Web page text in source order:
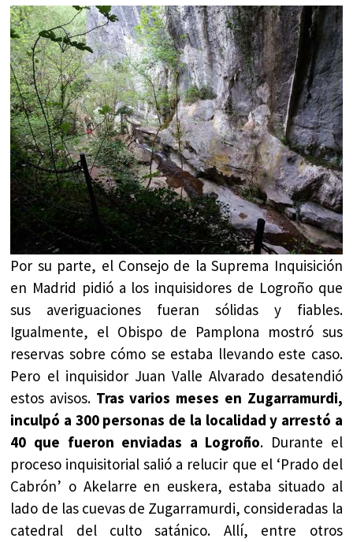
Por su parte, el Consejo de la Suprema Inquisición
en Madrid pidió a los inquisidores de Logroño que
sus averiguaciones fueran sólidas y fiables.
Igualmente, el Obispo de Pamplona mostró sus
reservas sobre cómo se estaba llevando este caso.
Pero el inquisidor Juan Valle Alvarado desatendió
estos avisos. Tras varios meses en Zugarramurdi,
inculpó a 300 personas de la localidad y arrestó a
40 que fueron enviadas a Logroño. Durante el
proceso inquisitorial salió a relucir que el ‘Prado del
Cabrón’ o Akelarre en euskera, estaba situado al
lado de las cuevas de Zugarramurdi, consideradas la
catedral del culto satánico. Allí, entre otros